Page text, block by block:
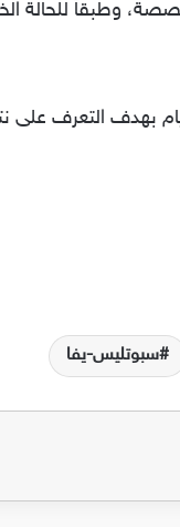
وطبقاً للحالة
الجلدية بضرورة القيام بعمل المراجعة الطبية لدى الطبيب المختص كل ما مدته الزمنية “10” أيام
سبوتليس-يفا